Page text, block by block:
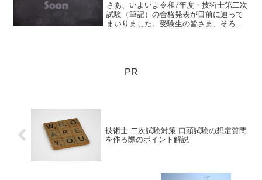
さあ、いよいよ令和7年度・技術士第二次
試験（筆記）の合格発表が目前に迫って
まいりました。受験生の皆さま、そろそ
PR
技術士 二次試験対策 口頭試験の想定質問
を作る際のポイント解説